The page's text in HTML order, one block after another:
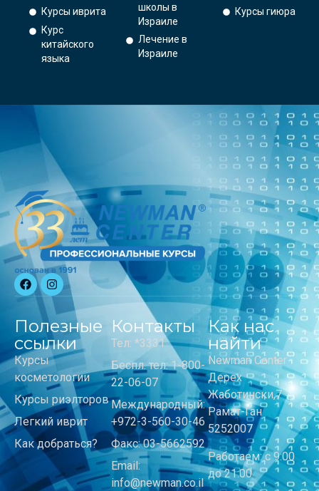
Курсы иврита
Курс
китайского
языка
школы в
Израиле
Лечение в
Израиле
Курсы гиюра
Полезные
ссылки
Курсы
косметологии
Курсы риэлторов
Легкий иврит
Как добраться?
Контакты
Тел: *3331
Беспл. тел: 1-800-
22-06-07
Международный:
+972-3-560-30-46
Факс: 03-5662592
Email:
info@newman.co.il
Как нас
найти
Newman Center
Дерех
Жаботински,7
Рамат-Ган
5252007
Работаем: с 9:00
до 21:00